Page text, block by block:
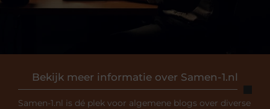
Bekijk meer informatie over Samen-1.nl
Samen-1.nl is dé plek voor algemene blogs over diverse